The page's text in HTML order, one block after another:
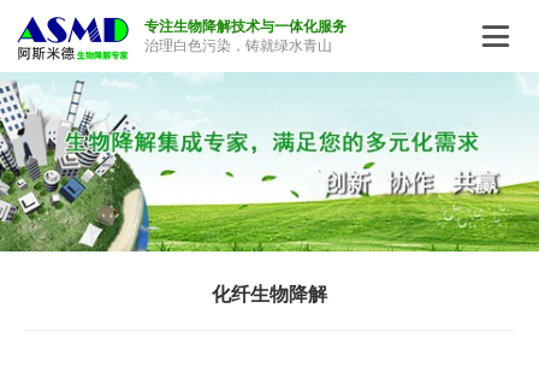
专注生物降解技术与一体化服务
治理白色污染，铸就绿水青山

化纤生物降解